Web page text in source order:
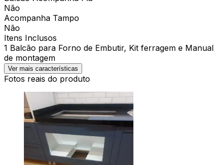
Não
Acompanha Tampo
Não
Itens Inclusos
1 Balcão para Forno de Embutir, Kit ferragem e Manual
de montagem
Ver mais características
Fotos reais do produto